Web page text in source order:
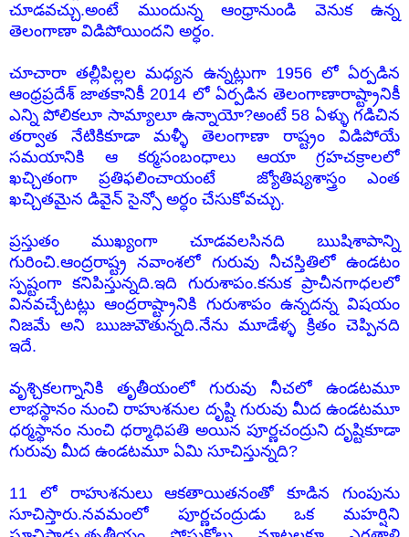
చూడవచ్చు.అంటే ముందున్న ఆంధ్రానుండి వెనుక ఉన్న
తెలంగాణా విడిపోయిందని అర్ధం.
చూచారా తల్లీపిల్లల మధ్యన ఉన్నట్లుగా 1956 లో ఏర్పడిన
ఆంధ్రప్రదేశ్ జాతకానికీ 2014 లో ఏర్పడిన తెలంగాణారాష్ట్రానికీ
ఎన్ని పోలికలూ సామ్యాలూ ఉన్నాయో?అంటే 58 ఏళ్ళు గడిచిన
తర్వాత నేటికికూడా మళ్ళీ తెలంగాణా రాష్ట్రం విడిపోయే
సమయానికి ఆ కర్మసంబంధాలు ఆయా గ్రహచక్రాలలో
ఖచ్చితంగా ప్రతిఫలించాయంటే జ్యోతిష్యశాస్త్రం ఎంత
ఖచ్చితమైన డివైన్ సైన్సో అర్ధం చేసుకోవచ్చు.
ప్రస్తుతం ముఖ్యంగా చూడవలసినది ఋషిశాపాన్ని
గురించి.ఆంద్రరాష్ట్ర నవాంశలో గురువు నీచస్తితిలో ఉండటం
స్పష్టంగా కనిపిస్తున్నది.ఇది గురుశాపం.కనుక ప్రాచీనగాధలలో
వినవచ్చేటట్లు ఆంద్రరాష్ట్రానికి గురుశాపం ఉన్నదన్న విషయం
నిజమే అని ఋజువౌతున్నది.నేను మూడేళ్ళ క్రితం చెప్పినది
ఇదే.
వృశ్చికలగ్నానికి తృతీయంలో గురువు నీచలో ఉండటమూ
లాభస్థానం నుంచి రాహుశనుల దృష్టి గురువు మీద ఉండటమూ
ధర్మస్థానం నుంచి ధర్మాధిపతి అయిన పూర్ణచంద్రుని దృష్టికూడా
గురువు మీద ఉండటమూ ఏమి సూచిస్తున్నది?
11 లో రాహుశనులు ఆకతాయితనంతో కూడిన గుంపును
సూచిస్తారు.నవమంలో పూర్ణచంద్రుడు ఒక మహర్షిని